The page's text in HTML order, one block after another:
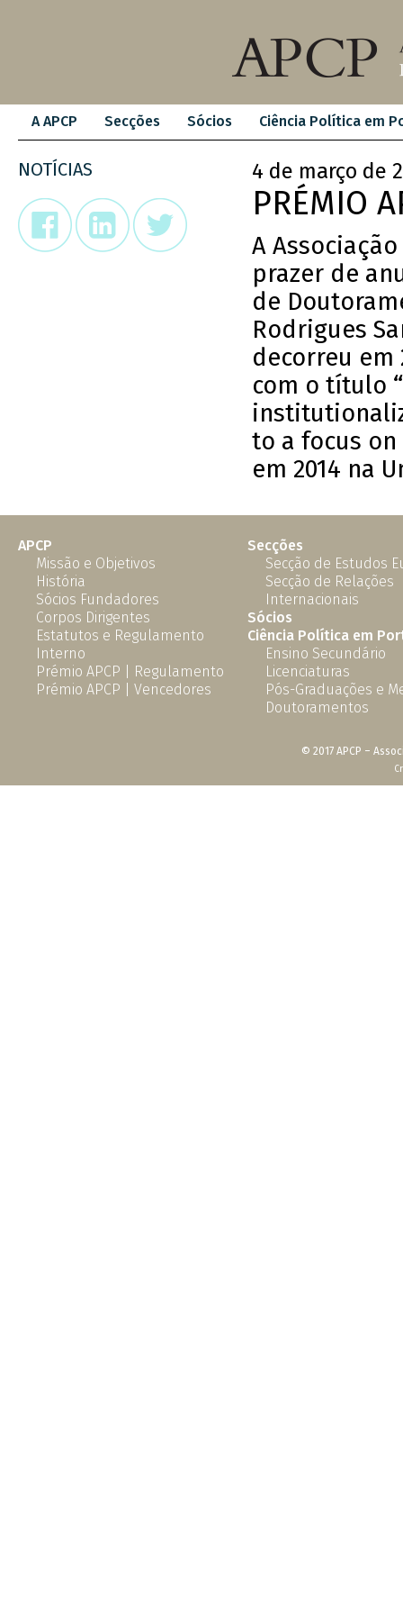
A APCP Secções Sócios Ciência Política em
NOTÍCIAS 4 de março de
PRÉMIO
A
prazer de
de
Rodrigues
decorreu em
com o título
to a focus
em 2014 na
APCP
Missão e Objetivos
História
Sócios Fundadores
Corpos Dirigentes
Estatutos e Regulamento
Interno
Prémio APCP | Regulamento
Prémio APCP | Vencedores
Secções
Secção de Estudos
Secção de Relações
Internacionais
Sócios
Ciência Política em
Ensino Secundário
Licenciaturas
Pós-Graduações e
Doutoramentos
© 2017 APCP –